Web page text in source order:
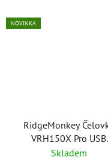
NOVINKA
RidgeMonkey
VRH150X Pro USB
Rechargeable
Skladem